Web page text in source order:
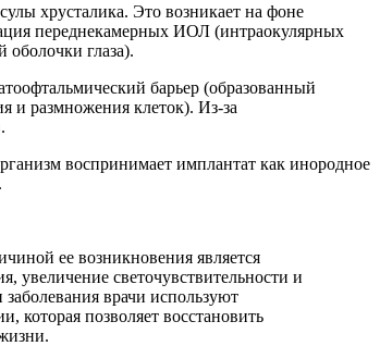
хрусталика. Это возникает на фоне
переднекамерных ИОЛ (интраокулярных
глаза).
барьер (образованный
и размножения клеток). Из-за
воспринимает имплантат как инородное
ее возникновения является
увеличение светочувствительности и
врачи используют
которая позволяет восстановить